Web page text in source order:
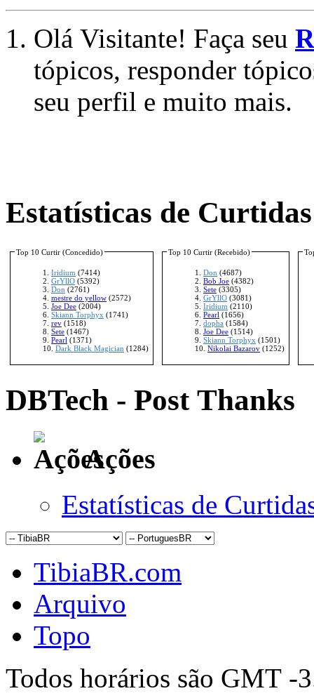
Olá Visitante! Faça seu
tópicos, responder
seu perfil e muito mais.
Estatísticas de Curtidas
Top 10 Curtir (Concedido)
Iridium (7414)
GrYllO (5392)
Don (2761)
mestre do yellow (2572)
Joe Dee (2004)
Skiann Torphyx (1741)
rev (1518)
Sete (1467)
Pearl (1371)
Dark Black Magician (1284)
Top 10 Curtir (Recebido)
Don (4687)
Bob Joe (4382)
Sete (3305)
GrYllO (3081)
Iridium (2110)
Pearl (1656)
dopha (1584)
Joe Dee (1514)
Skiann Torphyx (1501)
Nikolai Bazarov (1252)
DBTech - Post Thanks
Ações
Estatísticas de
TibiaBR.com
Arquivo
Topo